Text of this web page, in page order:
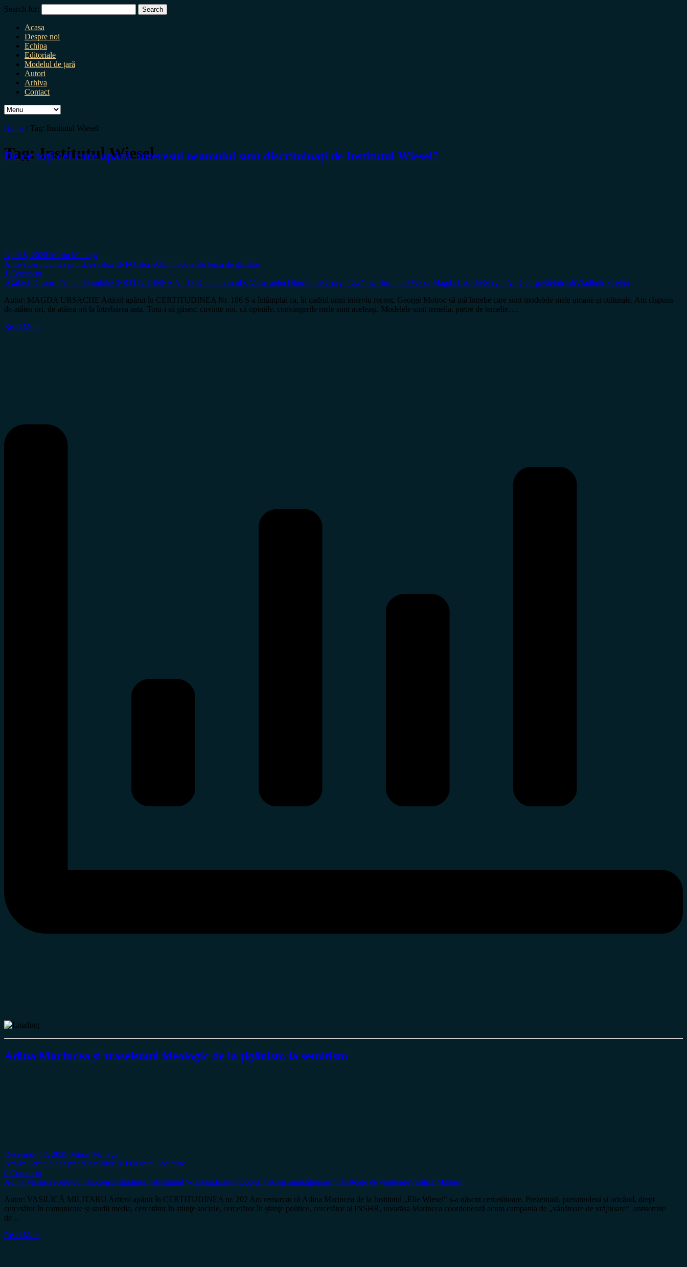
Search for:
Acasa
Despre noi
Echipa
Editoriale
Modelul de țară
Autori
Arhiva
Contact
Home / Tag: Institutul Wiesel
Tag:Institutul Wiesel
De ce toți cei care apără interesul neamului sunt discriminați de Institutul Wiesel?
April 8, 2026 Miron Manega
ArhivaCertitudinea printDezvăluiriINFOIstorieOpiniiSocietateTema de gândire
1 Comment
„Galaxia Grama”Anton DumitriuCERTITUDINEA Nr. 186ComarnescuD. VatamaniucDinu PillatGeorge UscătescuInstitutul WieselMagda UrsacheSergiu Al.-GeorgeSteinhardtVladimir Streinu
Autor: MAGDA URSACHE Articol apărut în CERTITUDINEA Nr. 186 S-a întâmplat ca, în cadrul unui interviu recent, George Motroc să mă întrebe care sunt modelele mele umane și culturale. Am răspuns
de-atâtea ori, de-atâtea ori la întrebarea asta. Totu-i să găsesc cuvinte noi, că opiniile, convingerile mele sunt aceleași. Modelele sunt temelia, pietre de temelie….
Read More
Adina Marincea și traseismul ideologic de la țigănism la semitism
December 17, 2025 Miron Manega
ArhivaCertitudinea printDezvăluiriINFOOpiniiSocietate
0 Comment
Adina Marinceacertitudinea.comcertitudinea.roInstitutul WieseliudaismortodoxsimetismTanakhțigănismvânătoare de vrăjitoareVasilică Militaru
Autor: VASILICĂ MILITARU Articol apărut în CERTITUDINEA nr. 202 Am remarcat că Adina Marincea de la Institutul „Elie Wiesel“ s-a născut cercetătoare. Prezentată, pretutindeni și oricând, drept
cercetător în comunicare și studii media, cercetător în știinţe sociale, cercetător în știinţe politice, cercetător al INSHR, tovarășa Marincea coordonează acum campania de „vânătoare de vrăjitoare“ antisemite
de…
Read More